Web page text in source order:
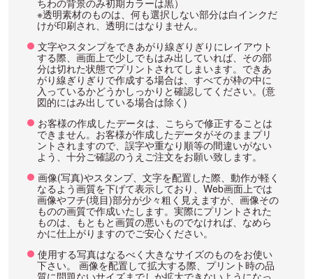
ちわの背景のみ初期カラーは黒）
※透明素材のものは、何も選択しない部分は白インクだ
けが印刷され、透明にはなりません。
文字やスタンプをできあがり線ぎりぎりにレイアウト
する際、画面上で少しでもはみ出していれば、その部
分は切れた状態でプリントされてしまいます。できあ
がり線ぎりぎりで作成する場合は、すべてが枠の中に
入っているかどうかしっかりと確認してください。(意
図的にはみ出している場合は除く)
お客様の作成したデータは、こちらで修正することは
できません。お客様が作成したデータがそのままプリ
ントされますので、誤字や重なり順等の間違いがない
よう、十分ご確認のうえご注文をお願い致します。
画像(写真)やスタンプ、文字を配置した際、動作が軽く
なるよう画質を下げて表示しており、Web画面上では
画像やフチ(境目)部分が少々粗く見えますが、画像その
ものの画質で作成いたします。実際にプリントされた
ものは、もともと画質の悪いものでなければ、なめら
かに仕上がりますのでご安心ください。
使用する写真はなるべく大きなサイズのものをお使い
下さい。 画像を配置して拡大する際、プリント時の品